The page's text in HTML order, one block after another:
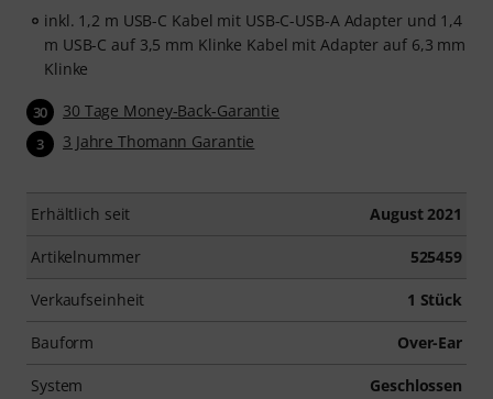
inkl. 1,2 m USB-C Kabel mit USB-C-USB-A Adapter und 1,4
m USB-C auf 3,5 mm Klinke Kabel mit Adapter auf 6,3 mm
Klinke
30 30 Tage Money-Back-Garantie
3 3 Jahre Thomann Garantie
Erhältlich seit August 2021
Artikelnummer 525459
Verkaufseinheit 1 Stück
Bauform Over-Ear
System Geschlossen